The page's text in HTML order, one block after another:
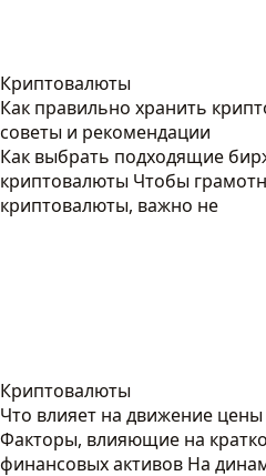
Криптовалюты
Как правильно хранить
советы и рекомендации
Как выбрать подходящие
криптовалюты Чтобы
криптовалюты, важно не
Криптовалюты
Что влияет на движение
Факторы, влияющие на
финансовых активов На